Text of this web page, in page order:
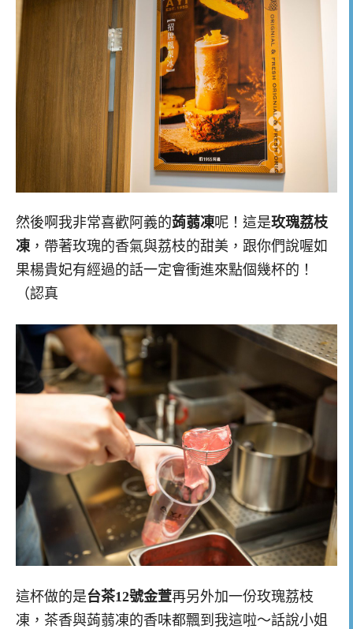
然後啊我非常喜歡阿義的蒟蒻凍呢！這是玫瑰荔枝
凍，帶著玫瑰的香氣與荔枝的甜美，跟你們說喔如
果楊貴妃有經過的話一定會衝進來點個幾杯的！
（認真
這杯做的是台茶12號金萱再另外加一份玫瑰荔枝
凍，茶香與蒟蒻凍的香味都飄到我這啦～話說小姐